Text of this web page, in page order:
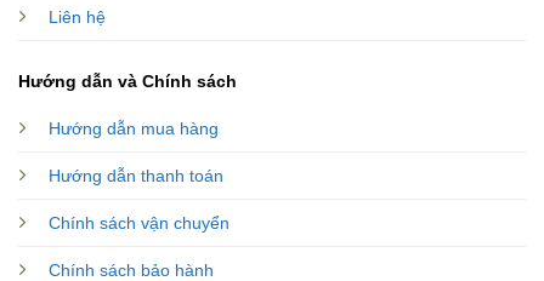
Liên hệ
Hướng dẫn và Chính sách
Hướng dẫn mua hàng
Hướng dẫn thanh toán
Chính sách vận chuyển
Chính sách bảo hành